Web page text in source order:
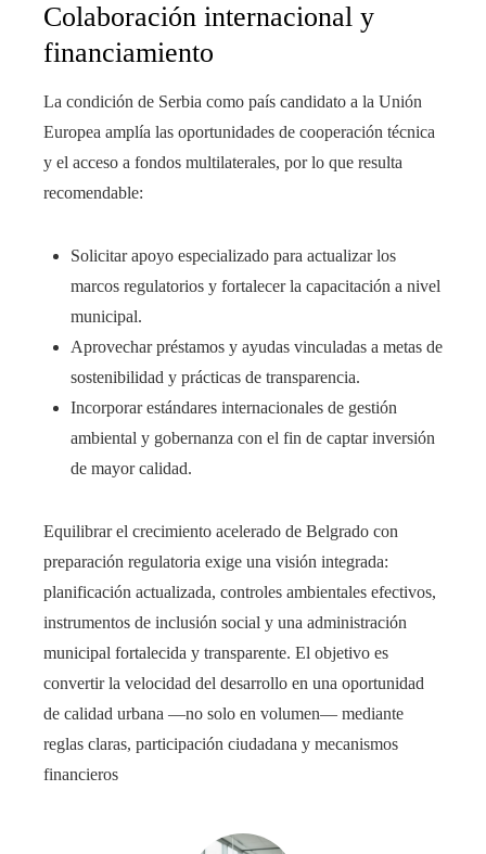
Colaboración internacional y
financiamiento
La condición de Serbia como país candidato a la Unión
Europea amplía las oportunidades de cooperación técnica
y el acceso a fondos multilaterales, por lo que resulta
recomendable:
Solicitar apoyo especializado para actualizar los
marcos regulatorios y fortalecer la capacitación a nivel
municipal.
Aprovechar préstamos y ayudas vinculadas a metas de
sostenibilidad y prácticas de transparencia.
Incorporar estándares internacionales de gestión
ambiental y gobernanza con el fin de captar inversión
de mayor calidad.
Equilibrar el crecimiento acelerado de Belgrado con
preparación regulatoria exige una visión integrada:
planificación actualizada, controles ambientales efectivos,
instrumentos de inclusión social y una administración
municipal fortalecida y transparente. El objetivo es
convertir la velocidad del desarrollo en una oportunidad
de calidad urbana —no solo en volumen— mediante
reglas claras, participación ciudadana y mecanismos
financieros